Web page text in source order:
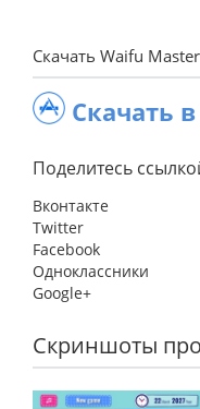
Скачать Waifu
Скачать
Поделитесь
Вконтакте
Twitter
Facebook
Одноклассники
Google+
Скриншоты